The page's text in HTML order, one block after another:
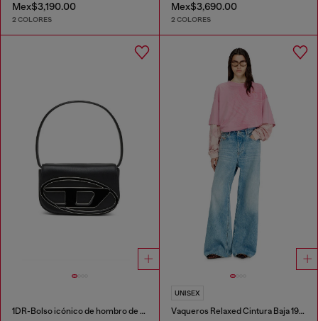
Mex$3,190.00
2 COLORES
Mex$3,690.00
2 COLORES
1DR-Bolso icónico de hombro de cuero napa
UNISEX
Vaqueros Relaxed Cintura Baja 1996 D-Sire